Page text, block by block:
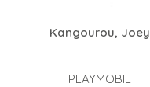
Kangourou, Joey
PLAYMOBIL